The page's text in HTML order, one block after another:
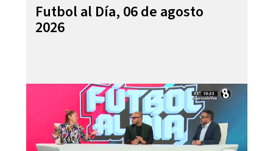
Futbol al Día, 06 de agosto
2026